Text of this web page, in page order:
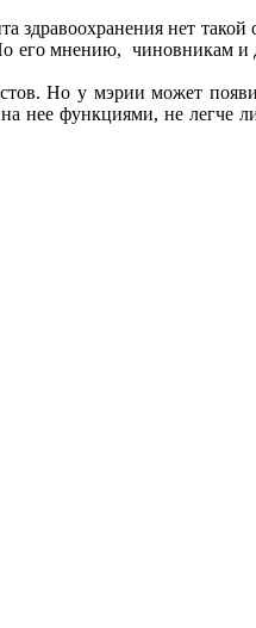
здравоохранения нет
его мнению, чиновникам
Но у мэрии может
нее функциями, не легче